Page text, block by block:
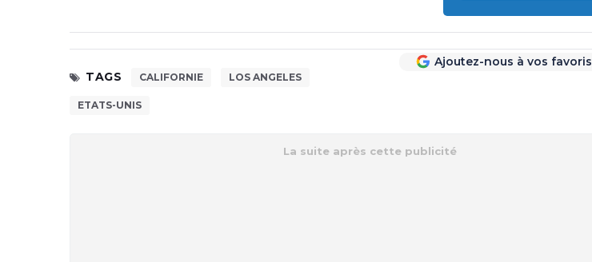
Ajoutez-nous à vos favoris
TAGS
CALIFORNIE LOS ANGELES
ETATS-UNIS